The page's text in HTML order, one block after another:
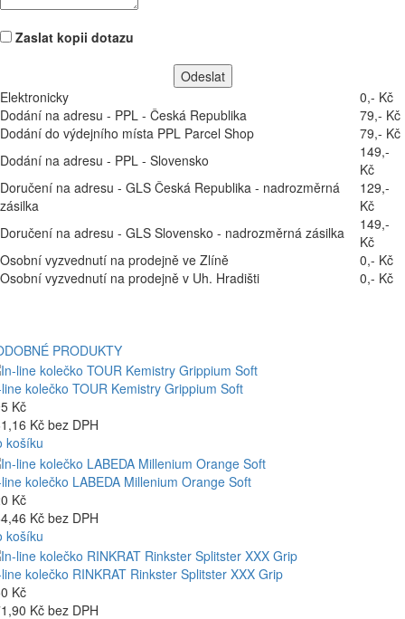
Zaslat kopii dotazu
Elektronicky
0,- Kč
Dodání na adresu - PPL - Česká Republika
79,- Kč
Dodání do výdejního místa PPL Parcel Shop
79,- Kč
Dodání na adresu - PPL - Slovensko
149,-
Kč
Doručení na adresu - GLS Česká Republika - nadrozměrná
zásilka
129,-
Kč
Doručení na adresu - GLS Slovensko - nadrozměrná zásilka
149,-
Kč
Osobní vyzvednutí na prodejně ve Zlíně
0,- Kč
Osobní vyzvednutí na prodejně v Uh. Hradišti
0,- Kč
PRODUKTY
kolečko TOUR Kemistry Grippium Soft
Kč
Kč bez DPH
košíku
kolečko LABEDA Millenium Orange Soft
Kč
Kč bez DPH
košíku
kolečko RINKRAT Rinkster Splitster XXX Grip
Kč
Kč bez DPH